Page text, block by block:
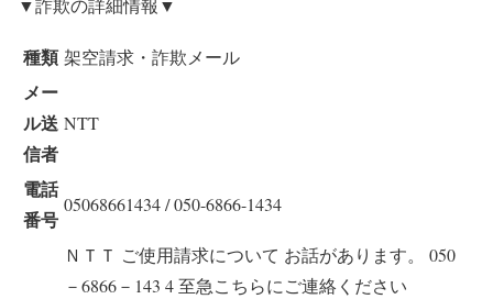
▼詐欺の詳細情報▼
種類 架空請求・詐欺メール
メー
ル送
信者
NTT
電話
番号
05068661434 / 050-6866-1434
ＮＴＴ ご使用請求について お話があります。 050
－6866－143 4 至急こちらにご連絡ください